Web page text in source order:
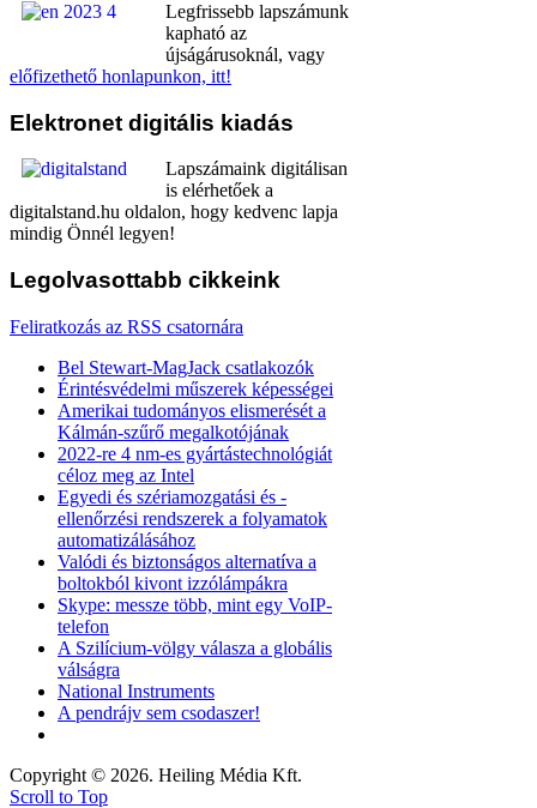
Legfrissebb lapszámunk
kapható az
újságárusoknál, vagy
előfizethető honlapunkon, itt!
Elektronet digitális kiadás
Lapszámaink digitálisan
is elérhetőek a
digitalstand.hu oldalon, hogy kedvenc lapja
mindig Önnél legyen!
Legolvasottabb cikkeink
Feliratkozás az RSS csatornára
Bel Stewart-MagJack csatlakozók
Érintésvédelmi műszerek képességei
Amerikai tudományos elismerését a
Kálmán-szűrő megalkotójának
2022-re 4 nm-es gyártástechnológiát
céloz meg az Intel
Egyedi és szériamozgatási és -
ellenőrzési rendszerek a folyamatok
automatizálásához
Valódi és biztonságos alternatíva a
boltokból kivont izzólámpákra
Skype: messze több, mint egy VoIP-
telefon
A Szilícium-völgy válasza a globális
válságra
National Instruments
A pendrájv sem csodaszer!
Copyright © 2026. Heiling Média Kft.
Scroll to Top